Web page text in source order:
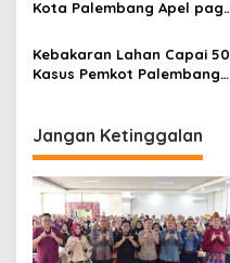
n
Kota Palembang Apel pagi
Kebakaran Lahan Capai 50
Kasus Pemkot Palembang
Jangan Ketinggalan